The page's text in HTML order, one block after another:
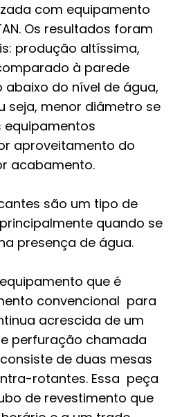
com equipamento
Os resultados foram
produção altíssima,
à parede
do nível de água,
seja, menor diâmetro se
aproveitamento do
acabamento.
são um tipo de
quando se
presença de água.
que é
convencional para
acrescida de um
perfuração chamada
de duas mesas
rotantes. Essa peça
de revestimento que